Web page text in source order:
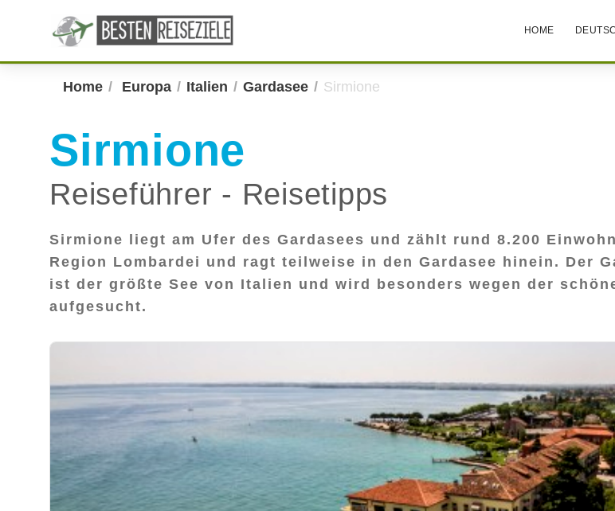
HOME
Home Europa Italien Gardasee Sirmione
Sirmione
Reiseführer - Reisetipps
Sirmione liegt am Ufer des Gardasees und zählt rund 8.200
Region Lombardei und ragt teilweise in den Gardasee hinein. Der
ist der größte See von Italien und wird besonders wegen der
aufgesucht.